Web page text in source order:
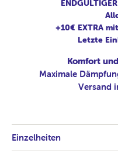
+10€ EXTRA
Letzte
Komfort
Maximale
Versand
Einzelheiten